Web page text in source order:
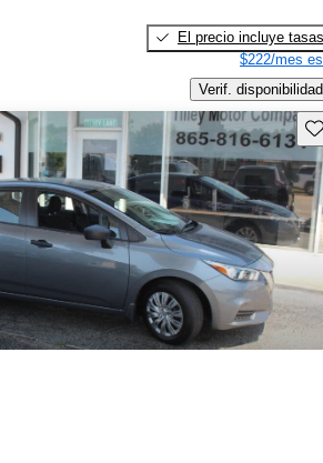
El precio incluye tasas
$222/mes
Verif. disponibilidad